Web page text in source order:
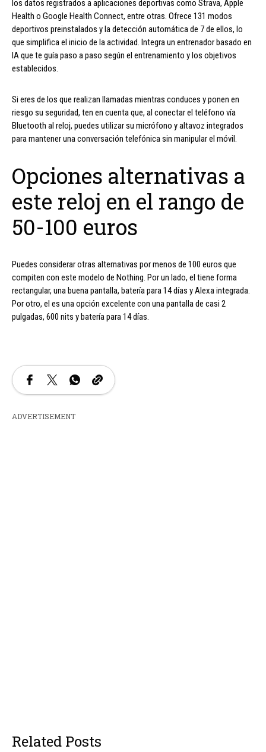
los datos registrados a aplicaciones deportivas como Strava, Apple
Health o Google Health Connect, entre otras. Ofrece 131 modos
deportivos preinstalados y la detección automática de 7 de ellos, lo
que simplifica el inicio de la actividad. Integra un entrenador basado en
IA que te guía paso a paso según el entrenamiento y los objetivos
establecidos.
Si eres de los que realizan llamadas mientras conduces y ponen en
riesgo su seguridad, ten en cuenta que, al conectar el teléfono vía
Bluetooth al reloj, puedes utilizar su micrófono y altavoz integrados
para mantener una conversación telefónica sin manipular el móvil.
Opciones alternativas a
este reloj en el rango de
50-100 euros
Puedes considerar otras alternativas por menos de 100 euros que
compiten con este modelo de Nothing. Por un lado, el tiene forma
rectangular, una buena pantalla, batería para 14 días y Alexa integrada.
Por otro, el es una opción excelente con una pantalla de casi 2
pulgadas, 600 nits y batería para 14 días.
ADVERTISEMENT
Related Posts